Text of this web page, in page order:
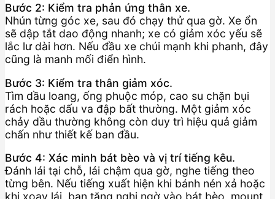
Bước 2: Kiểm tra phản ứng thân xe.
Nhún từng góc xe, sau đó chạy thử qua gờ. Xe ổn
sẽ dập tắt dao động nhanh; xe có giảm xóc yếu sẽ
lắc lư dài hơn. Nếu đầu xe chúi mạnh khi phanh, đây
cũng là manh mối điển hình.
Bước 3: Kiểm tra thân giảm xóc.
Tìm dầu loang, ống phuộc móp, cao su chặn bụi
rách hoặc dấu va đập bất thường. Một giảm xóc
chảy dầu thường không còn duy trì hiệu quả giảm
chấn như thiết kế ban đầu.
Bước 4: Xác minh bát bèo và vị trí tiếng kêu.
Đánh lái tại chỗ, lái chậm qua gờ, nghe tiếng theo
từng bên. Nếu tiếng xuất hiện khi bánh nén xả hoặc
khi xoay lái, bạn tăng nghi ngờ vào bát bèo, mount